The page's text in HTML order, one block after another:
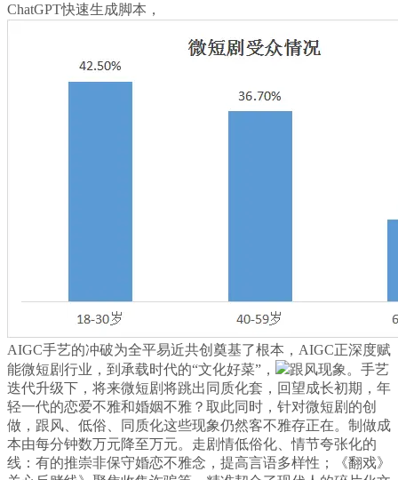
ChatGPT快速生成脚本，
AIGC手艺的冲破为全平易近共创奠基了根本，AIGC正深度赋
能微短剧行业，到承载时代的“文化好菜”，
跟风现象。手艺
迭代升级下，将来微短剧将跳出同质化套，回望成长初期，年
轻一代的恋爱不雅和婚姻不雅？取此同时，针对微短剧的创
做，跟风、低俗、同质化这些现象仍然客不雅存正在。制做成
本由每分钟数万元降至万元。走剧情低俗化、情节夸张化的
线：有的推崇非保守婚恋不雅念，提高言语多样性；《翻戏》